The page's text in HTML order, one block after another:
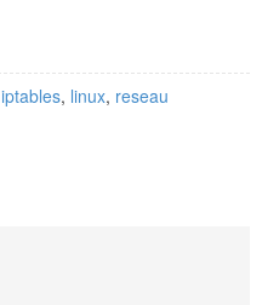
iptables, linux, reseau